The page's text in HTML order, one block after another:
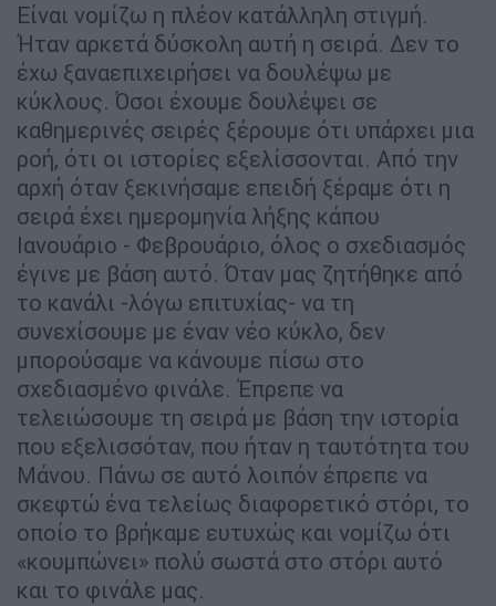
Είναι νομίζω η πλέον κατάλληλη στιγμή.
Ήταν αρκετά δύσκολη αυτή η σειρά. Δεν το
έχω ξαναεπιχειρήσει να δουλέψω με
κύκλους. Όσοι έχουμε δουλέψει σε
καθημερινές σειρές ξέρουμε ότι υπάρχει μια
ροή, ότι οι ιστορίες εξελίσσονται. Από την
αρχή όταν ξεκινήσαμε επειδή ξέραμε ότι η
σειρά έχει ημερομηνία λήξης κάπου
Ιανουάριο - Φεβρουάριο, όλος ο σχεδιασμός
έγινε με βάση αυτό. Όταν μας ζητήθηκε από
το κανάλι -λόγω επιτυχίας- να τη
συνεχίσουμε με έναν νέο κύκλο, δεν
μπορούσαμε να κάνουμε πίσω στο
σχεδιασμένο φινάλε. Έπρεπε να
τελειώσουμε τη σειρά με βάση την ιστορία
που εξελισσόταν, που ήταν η ταυτότητα του
Μάνου. Πάνω σε αυτό λοιπόν έπρεπε να
σκεφτώ ένα τελείως διαφορετικό στόρι, το
οποίο το βρήκαμε ευτυχώς και νομίζω ότι
«κουμπώνει» πολύ σωστά στο στόρι αυτό
και το φινάλε μας.